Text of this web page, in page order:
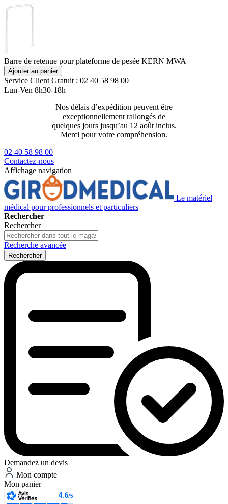
Barre de retenue pour plateforme de pesée KERN MWA
Ajouter au panier
Service Client Gratuit : 02 40 58 98 00
Lun-Ven 8h30-18h
Nos délais d’expédition peuvent être
exceptionnellement rallongés de
quelques jours jusqu’au 12 août inclus.
Merci pour votre compréhension.
02 40 58 98 00
Contactez-nous
Affichage navigation
Le matériel
médical pour professionnels et particuliers
Rechercher
Rechercher
Recherche avancée
Rechercher
Demandez un devis
Mon compte
Mon panier